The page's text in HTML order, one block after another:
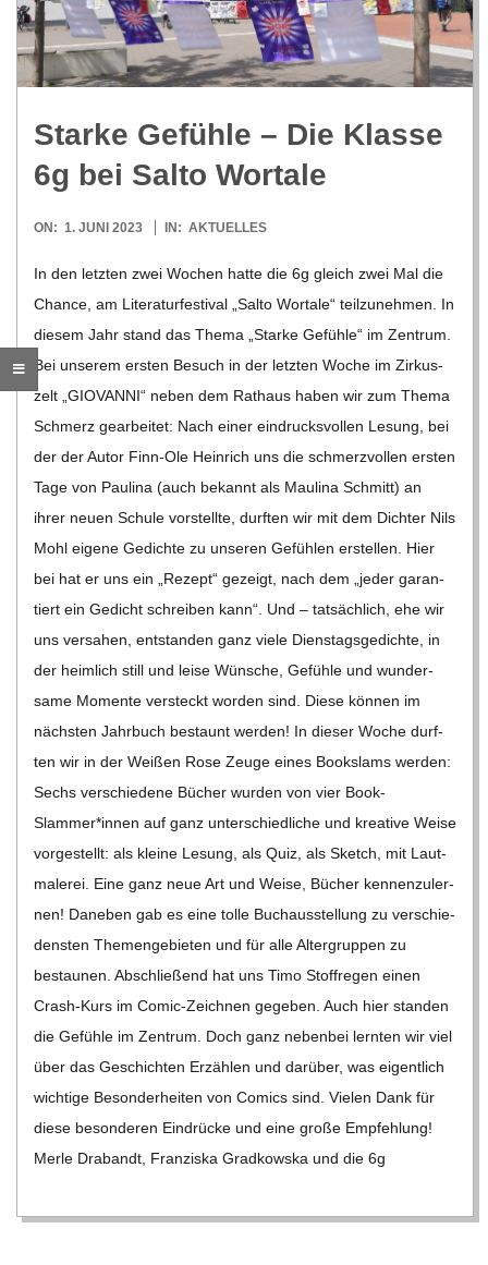
R
E
G
O
L
D
S
C
H
M
D
T
S
C
H
U
L
E
Starke Gefühle – Die Klasse
6g bei Salto Wortale
2023-
ON: 1. JUNI 2023 IN: AKTUELLES
In den letz­ten zwei Wochen hatte die 6g gleich zwei Mal die
Chance, am Lite­ra­tur­fes­ti­val „Salto Wort­ale“ teil­zu­neh­men. In
die­sem Jahr stand das Thema „Starke Gefühle“ im Zen­trum.
Bei unse­rem ers­ten Besuch in der letz­ten Woche im Zir­kus­
zelt „GIOVANNI“ neben dem Rat­haus haben wir zum Thema
Schmerz gear­bei­tet: Nach einer ein­drucks­vol­len Lesung, bei
der der Autor Finn-Ole Hein­rich uns die schmerz­vol­len ers­ten
Tage von Pau­lina (auch bekannt als Mau­lina Schmitt) an
ihrer neuen Schule vor­stellte, durf­ten wir mit dem Dich­ter Nils
Mohl eigene Gedichte zu unse­ren Gefüh­len erstel­len. Hier
bei hat er uns ein „Rezept“ gezeigt, nach dem „jeder garan­
tiert ein Gedicht schrei­ben kann“. Und – tat­säch­lich, ehe wir
uns ver­sa­hen, ent­stan­den ganz viele Diens­tags­ge­dichte, in
der heim­lich still und leise Wün­sche, Gefühle und wun­der­
same Momente ver­steckt wor­den sind. Diese kön­nen im
nächs­ten Jahr­buch bestaunt wer­den! In die­ser Woche durf­
ten wir in der Wei­ßen Rose Zeuge eines Books­lams wer­den:
Sechs ver­schie­dene Bücher wur­den von vier Book-
Slammer*innen auf ganz unter­schied­li­che und krea­tive Weise
vor­ge­stellt: als kleine Lesung, als Quiz, als Sketch, mit Laut­
ma­le­rei. Eine ganz neue Art und Weise, Bücher ken­nen­zu­ler­
nen! Dane­ben gab es eine tolle Buch­aus­stel­lung zu ver­schie­
dens­ten The­men­ge­bie­ten und für alle Alter­grup­pen zu
bestau­nen. Abschlie­ßend hat uns Timo Stoff­re­gen einen
Crash-Kurs im Comic-Zeich­­nen gege­ben. Auch hier stan­den
die Gefühle im Zen­trum. Doch ganz neben­bei lern­ten wir viel
über das Geschich­ten Erzäh­len und dar­über, was eigent­lich
wich­tige Beson­der­hei­ten von Comics sind. Vie­len Dank für
diese beson­de­ren Ein­drü­cke und eine große Emp­feh­lung!
Merle Dra­bandt, Fran­ziska Grad­kowska und die 6g